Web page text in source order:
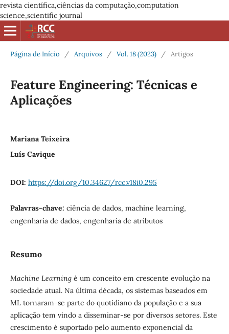
revista científica,ciências da computação,computation
science,scientific journal
Página de Início / Arquivos / Vol. 18 (2023) / Artigos
Feature Engineering: Técnicas e
Aplicações
Mariana Teixeira
Luís Cavique
DOI: https://doi.org/10.34627/rcc.v18i0.295
Palavras-chave: ciência de dados, machine learning,
engenharia de dados, engenharia de atributos
Resumo
Machine Learningé um conceito em crescente evolução na
sociedade atual. Na última década, os sistemas baseados em
ML tornaram-se parte do quotidiano da população e a sua
aplicação tem vindo a disseminar-se por diversos setores. Este
crescimento é suportado pelo aumento exponencial da